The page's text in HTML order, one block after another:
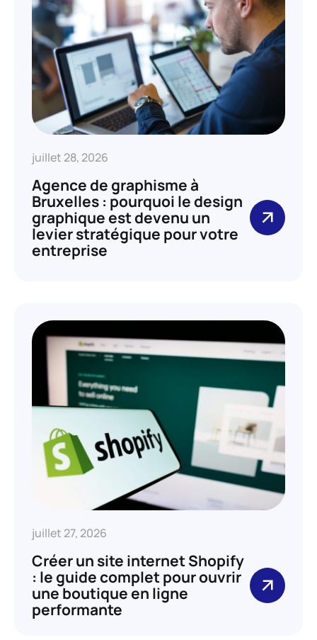
juillet 28, 2026
Agence de graphisme à
Bruxelles : pourquoi le design
graphique est devenu un
levier stratégique pour votre
entreprise
juillet 27, 2026
Créer un site internet Shopify
: le guide complet pour ouvrir
une boutique en ligne
performante